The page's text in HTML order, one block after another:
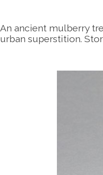
An ancient mulberry
urban superstition.